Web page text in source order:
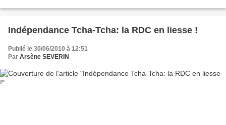
Indépendance Tcha-Tcha: la RDC en liesse !
Publié le 30/06/2010 à 12:51
Par Arsène SEVERIN